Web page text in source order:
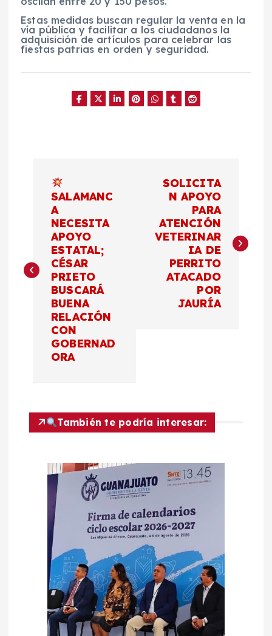
Estas medidas buscan regular la venta en la
vía pública y facilitar a los ciudadanos la
adquisición de artículos para celebrar las
fiestas patrias en orden y seguridad.
e
ó
n
SALAMANC
A
NECESITA
APOYO
ESTATAL;
CÉSAR
PRIETO
BUSCARÁ
BUENA
RELACIÓN
CON
GOBERNAD
ORA
SOLICITA
N APOYO
PARA
ATENCIÓN
VETERINAR
IA DE
PERRITO
ATACADO
POR
JAURÍA
También te podría interesar: